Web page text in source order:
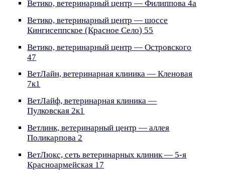
Ветико, ветеринарный центр — Филиппова 4а
Ветико, ветеринарный центр — шоссе
Кингисеппское (Красное Село) 55
Ветико, ветеринарный центр — Островского
47
ВетЛайн, ветеринарная клиника — Кленовая
7к1
ВетЛайф, ветеринарная клиника —
Пулковская 2к1
Ветлинк, ветеринарный центр — аллея
Поликарпова 2
ВетЛюкс, сеть ветеринарных клиник — 5-я
Красноармейская 17